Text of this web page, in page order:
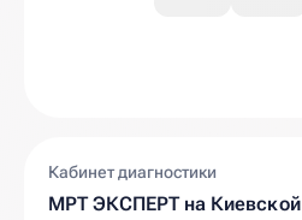
Кабинет диагностики
МРТ ЭКСПЕРТ на Киевской